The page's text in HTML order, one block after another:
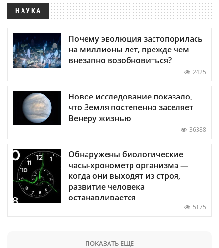
НАУКА
Почему эволюция застопорилась
на миллионы лет, прежде чем
внезапно возобновиться?
2425
Новое исследование показало,
что Земля постепенно заселяет
Венеру жизнью
36388
Обнаружены биологические
часы-хронометр организма —
когда они выходят из строя,
развитие человека
останавливается
5175
ПОКАЗАТЬ ЕЩЕ